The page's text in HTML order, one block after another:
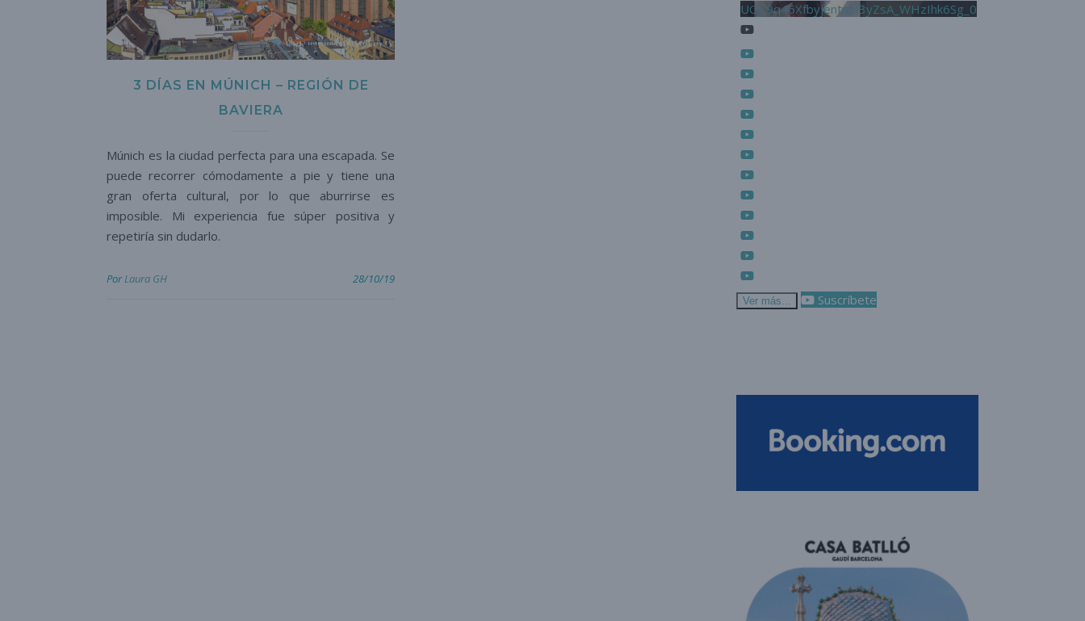
3 DÍAS EN MÚNICH – REGIÓN DE
BAVIERA
Múnich es la ciudad perfecta para una escapada. Se
puede recorrer cómodamente a pie y tiene una
gran oferta cultural, por lo que aburrirse es
imposible. Mi experiencia fue súper positiva y
repetiría sin dudarlo.
PorLaura GH 28/10/19
UCjL9q46XfbyjentnzI3yZsA_WHzIhk6Sg_0
Ver más... Suscríbete